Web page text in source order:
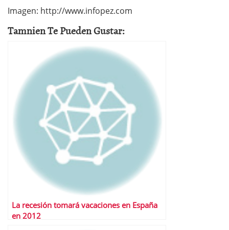
Imagen: http://www.infopez.com
Tamnien Te Pueden Gustar:
La recesión tomará vacaciones en España
en 2012